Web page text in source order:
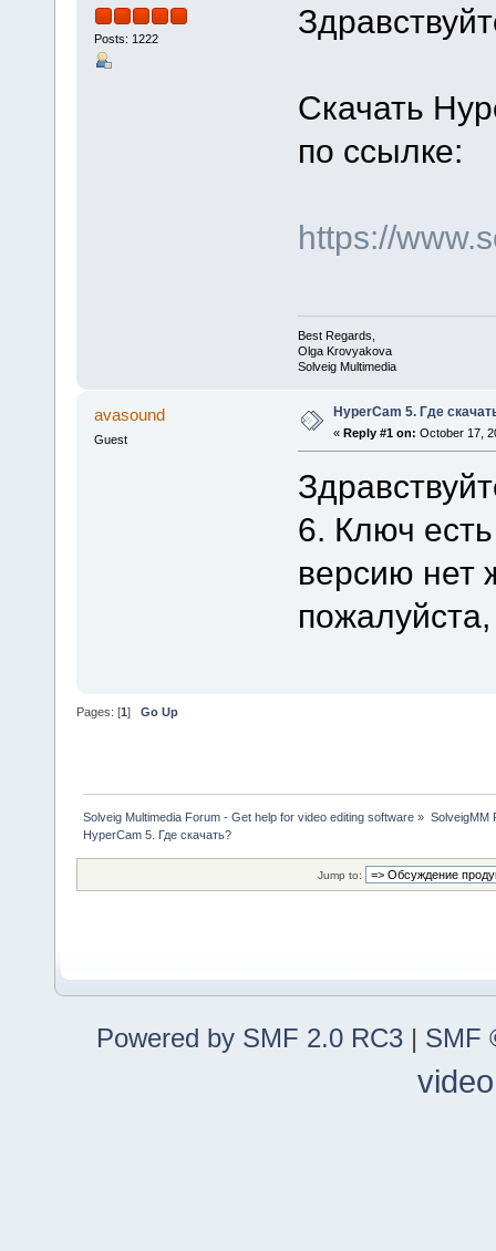
Posts: 1222
Скачать
по ссылке:
https://
Best Regards,
Olga Krovyakova
Solveig Multimedia
avasound
Guest
HyperCam 5. Где
« Reply #1 on: October 17,
6. Ключ
версию нет
Pages: [1] Go Up
Solveig Multimedia Forum - Get help for video editing software » SolveigMM
HyperCam 5. Где скачать?
Jump to:
Powered by SMF 2.0 RC3 | SMF